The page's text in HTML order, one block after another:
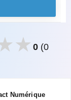
0(0
Numérique